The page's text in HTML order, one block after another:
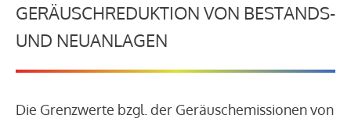
GERÄUSCHREDUKTION VON BESTANDS-
UND NEUANLAGEN
Die Grenzwerte bzgl. der Geräuschemissionen von